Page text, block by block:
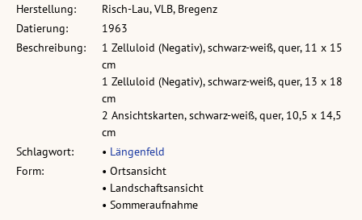
Herstellung:
Risch-Lau, VLB, Bregenz
Datierung:
1963
Beschreibung:
1 Zelluloid (Negativ), schwarz-weiß, quer, 11 x 15
cm
1 Zelluloid (Negativ), schwarz-weiß, quer, 13 x 18
cm
2 Ansichtskarten, schwarz-weiß, quer, 10,5 x 14,5
cm
Schlagwort:
• Längenfeld
Form:
• Ortsansicht
• Landschaftsansicht
• Sommeraufnahme